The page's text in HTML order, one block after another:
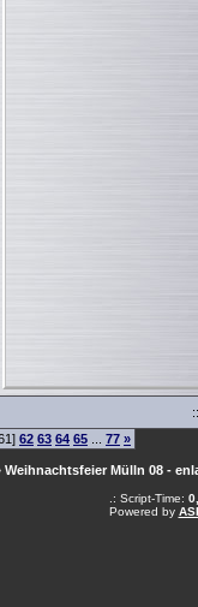
::
62 63 64 65 77 »
Weihnachtsfeier Mülln 08 -
.: Script-Time:
Powered by